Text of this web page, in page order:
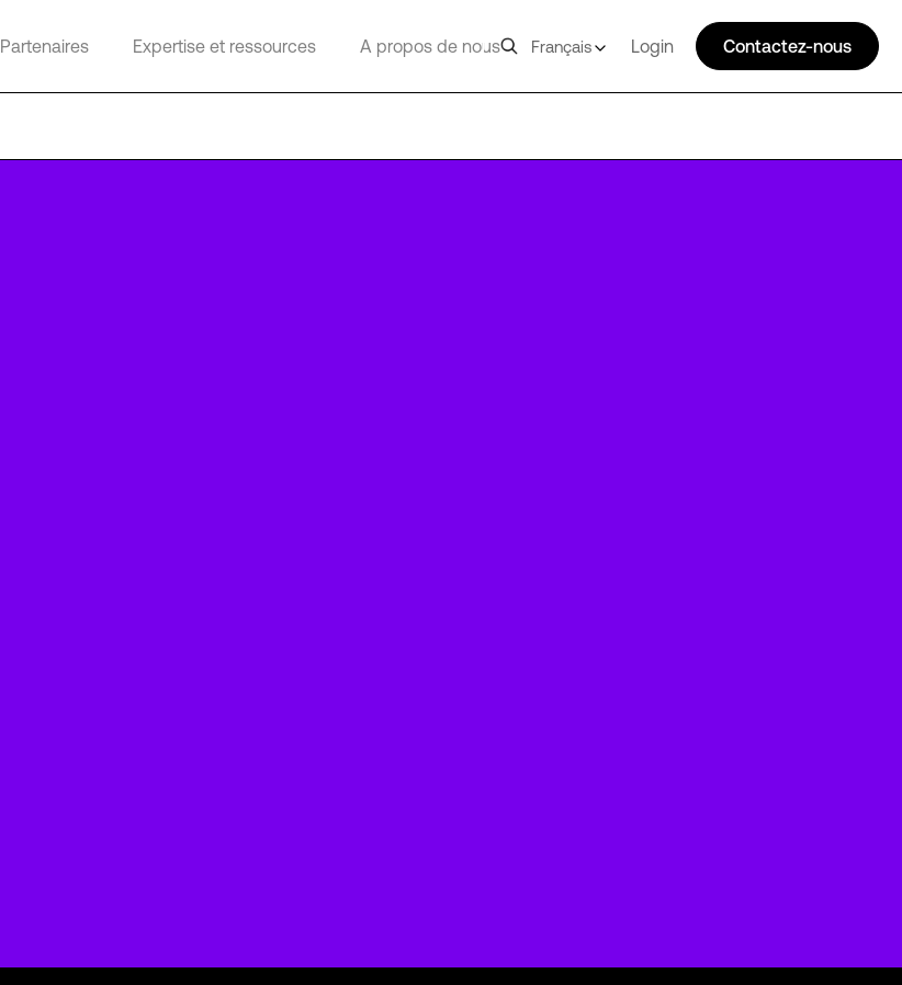
Partenaires Expertise et ressources A propos de nous Français Login Contactez-nous
LHR13